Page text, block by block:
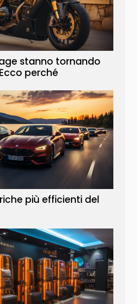
stanno tornando
perché
più efficienti del